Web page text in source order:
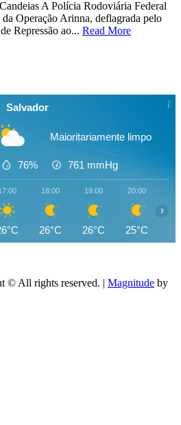
A Polícia Rodoviária Federal
Operação Arinna, deflagrada pelo
Repressão ao... Read More
Salvador
Maioritariamente limpo
76% 761 mmHg
18:00
26°C
19:00
26°C
20:00
25°C
›
© All rights reserved. | Magnitude by